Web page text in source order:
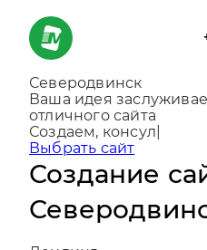
Северодвинск
Ваша идея
отличного сайта
Создаем,
развиваться|
Выбрать сайт
Создание